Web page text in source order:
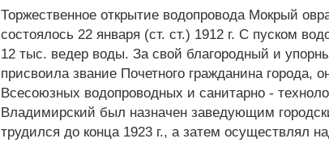
Торжественное открытие водопровода Мокрый
состоялось 22 января (ст. ст.) 1912 г. С пуском
12 тыс. ведер воды. За свой благородный и
присвоила звание Почетного гражданина города,
Всесоюзных водопроводных и санитарно -
Владимирский был назначен заведующим
трудился до конца 1923 г., а затем осуществлял